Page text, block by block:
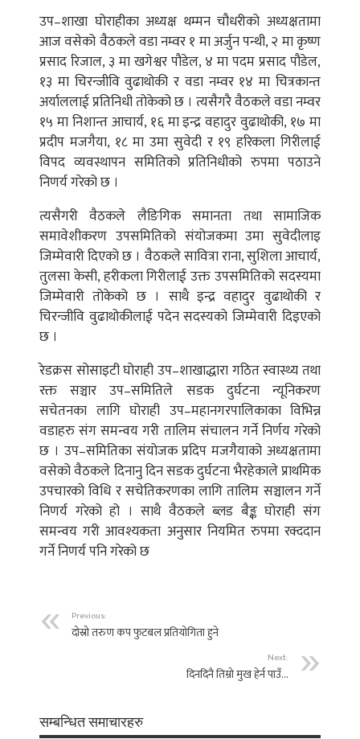
उप–शाखा घोराहीका अध्यक्ष थम्मन चौधरीको अध्यक्षतामा
आज वसेको वैठकले वडा नम्वर १ मा अर्जुन पन्थी, २ मा कृष्ण
प्रसाद रिजाल, ३ मा खगेश्वर पौडेल, ४ मा पदम प्रसाद पौडेल,
१३ मा चिरन्जीवि वुढाथोकी र वडा नम्वर १४ मा चित्रकान्त
अर्याललाई प्रतिनिधी तोकेको छ । त्यसैगरै वैठकले वडा नम्वर
१५ मा निशान्त आचार्य, १६ मा इन्द्र वहादुर वुढाथोकी, १७ मा
प्रदीप मजगैया, १८ मा उमा सुवेदी र १९ हरिकला गिरीलाई
विपद व्यवस्थापन समितिको प्रतिनिधीको रुपमा पठाउने
निणर्य गरेको छ ।
त्यसैगरी वैठकले लैङिगिक समानता तथा सामाजिक
समावेशीकरण उपसमितिको संयोजकमा उमा सुवेदीलाइ
जिम्मेवारी दिएको छ । वैठकले सावित्रा राना, सुशिला आचार्य,
तुलसा केसी, हरीकला गिरीलाई उक्त उपसमितिको सदस्यमा
जिम्मेवारी तोकेको छ । साथै इन्द्र वहादुर वुढाथोकी र
चिरन्जीवि वुढाथोकीलाई पदेन सदस्यको जिम्मेवारी दिइएको
छ ।
रेडक्रस सोसाइटी घोराही उप–शाखाद्धारा गठित स्वास्थ्य तथा
रक्त सञ्चार उप–समितिले सडक दुर्घटना न्यूनिकरण
सचेतनका लागि घोराही उप–महानगरपालिकाका विभिन्न
वडाहरु संग समन्वय गरी तालिम संचालन गर्ने निर्णय गरेको
छ । उप–समितिका संयोजक प्रदिप मजगैयाको अध्यक्षतामा
वसेको वैठकले दिनानु दिन सडक दुर्घटना भैरहेकाले प्राथमिक
उपचारको विधि र सचेतिकरणका लागि तालिम सञ्चालन गर्ने
निणर्य गरेको हो । साथै वैठकले ब्लड बैङ्क घोराही संग
समन्वय गरी आवश्यकता अनुसार नियमित रुपमा रक्ददान
गर्ने निणर्य पनि गरेको छ
Previous:
दोस्रो तरुण कप फुटबल प्रतियोगिता हुने
Next:
दिनदिनै तिम्रो मुख हेर्न पाउँ…
सम्बन्धित समाचारहरु